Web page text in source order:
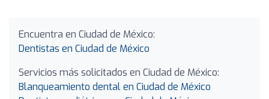
Encuentra en Ciudad de México:
Dentistas en Ciudad de México
Servicios más solicitados en Ciudad de México:
Blanqueamiento dental en Ciudad de México